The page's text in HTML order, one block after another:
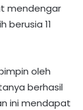
mendengar
berusia 11
oleh
berhasil
ini mendapat